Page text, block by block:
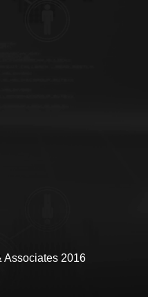
Associates 2016